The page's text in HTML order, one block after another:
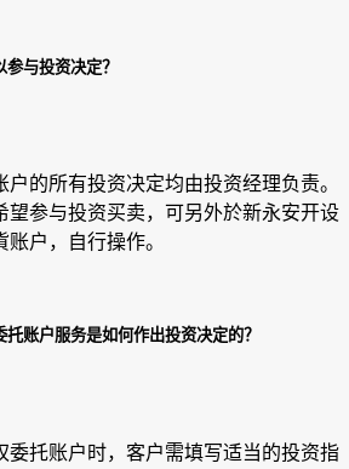
与投资决定？
户的所有投资决定均由投资经理负责。
望参与投资买卖，可另外於新永安开设
账户，自行操作。
托账户服务是如何作出投资决定的？
委托账户时，客户需填写适当的投资指